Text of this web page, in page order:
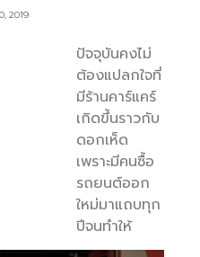
2019
ปัจจุบันคงไม่
ต้องแปลกใจที่
มีร้านคาร์แคร์
เกิดขึ้นราวกับ
ดอกเห็ด
เพราะมีคนซื้อ
รถยนต์ออก
ใหม่มาแถบทุก
ปีจนทำให้